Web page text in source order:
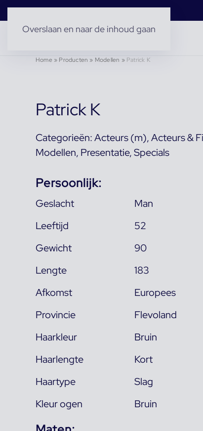
Overslaan en naar de inhoud gaan
Home» Producten » Modellen » Patrick K
Patrick K
Categorieën:Acteurs (m),Acteurs &
Modellen, Presentatie,Specials
Persoonlijk:
Geslacht
Man
Leeftijd
52
Gewicht
90
Lengte
183
Afkomst
Europees
Provincie
Flevoland
Haarkleur
Bruin
Haarlengte
Kort
Haartype
Slag
Kleur ogen
Bruin